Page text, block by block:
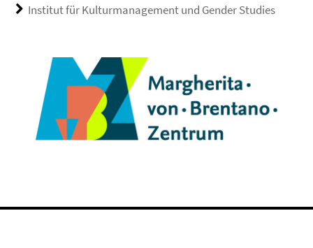
Institut für Kulturmanagement und Gender Studies